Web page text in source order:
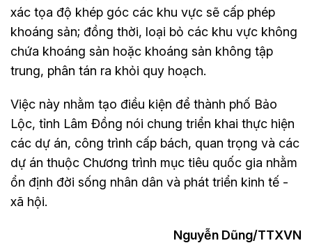
xác tọa độ khép góc các khu vực sẽ cấp phép
khoáng sản; đồng thời, loại bỏ các khu vực không
chứa khoáng sản hoặc khoáng sản không tập
trung, phân tán ra khỏi quy hoạch.
Việc này nhằm tạo điều kiện để thành phố Bảo
Lộc, tỉnh Lâm Đồng nói chung triển khai thực hiện
các dự án, công trình cấp bách, quan trọng và các
dự án thuộc Chương trình mục tiêu quốc gia nhằm
ổn định đời sống nhân dân và phát triển kinh tế -
xã hội.
Nguyễn Dũng/TTXVN